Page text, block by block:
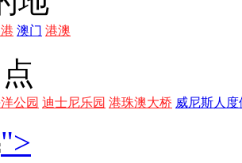
澳门 港澳
公园 迪士尼乐园 港珠澳大桥 威尼斯人度
">